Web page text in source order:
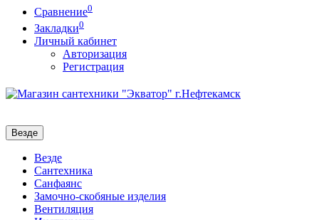
Сравнение0
Закладки0
Личный кабинет
Авторизация
Регистрация
Везде
Везде
Сантехника
Санфаянс
Замочно-скобяные изделия
Вентиляция